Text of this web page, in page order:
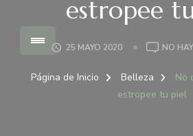
estropee
25 MAYO 2020 NO
Página de Inicio Belleza
No
estropee tu piel